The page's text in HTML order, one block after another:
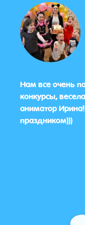
Нам все очень
конкурсы,
аниматор
праздником)))